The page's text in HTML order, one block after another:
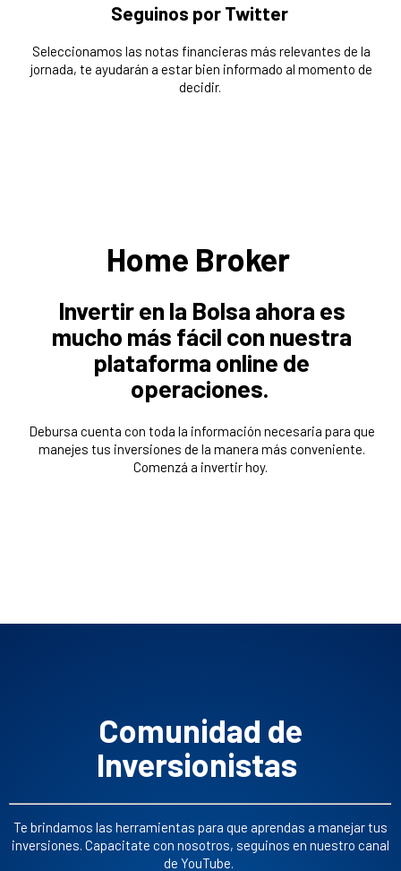
Seguinos por Twitter
Seleccionamos las notas financieras más relevantes de la
jornada, te ayudarán a estar bien informado al momento de
decidir.
Home Broker
Invertir en la Bolsa ahora es
mucho más fácil con nuestra
plataforma online de
operaciones.
Debursa cuenta con toda la información necesaria para que
manejes tus inversiones de la manera más conveniente.
Comenzá a invertir hoy.
Comunidad de
Inversionistas
Te brindamos las herramientas para que aprendas a manejar tus
inversiones. Capacitate con nosotros, seguinos en nuestro canal
de YouTube.